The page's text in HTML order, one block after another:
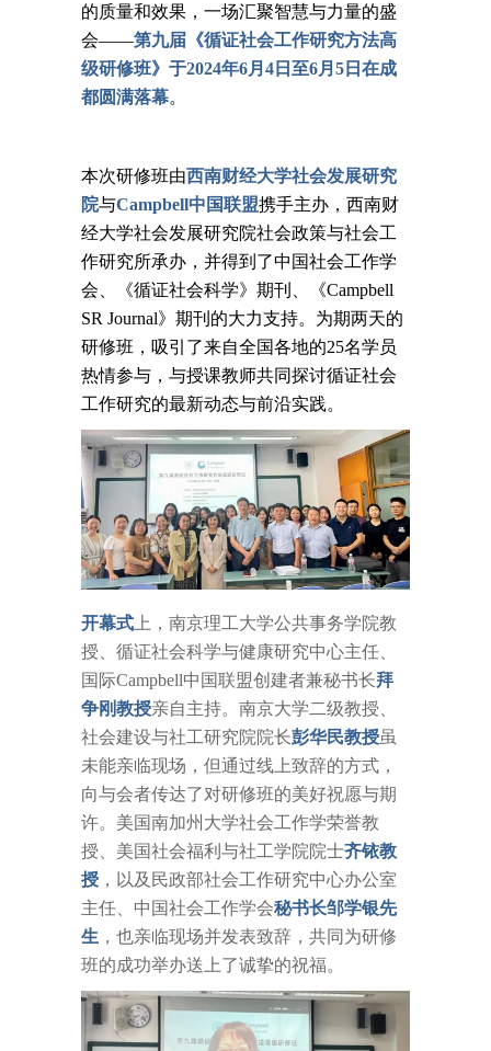
的质量和效果，一场汇聚智慧与力量的盛
会——第九届《循证社会工作研究方法高
级研修班》于2024年6月4日至6月5日在成
都圆满落幕。
本次研修班由西南财经大学社会发展研究
院与Campbell中国联盟携手主办，西南财
经大学社会发展研究院社会政策与社会工
作研究所承办，并得到了中国社会工作学
会、《循证社会科学》期刊、《Campbell
SR Journal》期刊的大力支持。为期两天的
研修班，吸引了来自全国各地的25名学员
热情参与，与授课教师共同探讨循证社会
工作研究的最新动态与前沿实践。
开幕式 上，南京理工大学公共事务学院教
授、循证社会科学与健康研究中心主任、
国际Campbell中国联盟创建者兼秘书长拜
争刚教授亲自主持。南京大学二级教授、
社会建设与社工研究院院长彭华民教授虽
未能亲临现场，但通过线上致辞的方式，
向与会者传达了对研修班的美好祝愿与期
许。美国南加州大学社会工作学荣誉教
授、美国社会福利与社工学院院士齐铱教
授 ，以及民政部社会工作研究中心办公室
主任、中国社会工作学会秘书长邹学银先
生 ，也亲临现场并发表致辞，共同为研修
班的成功举办送上了诚挚的祝福。